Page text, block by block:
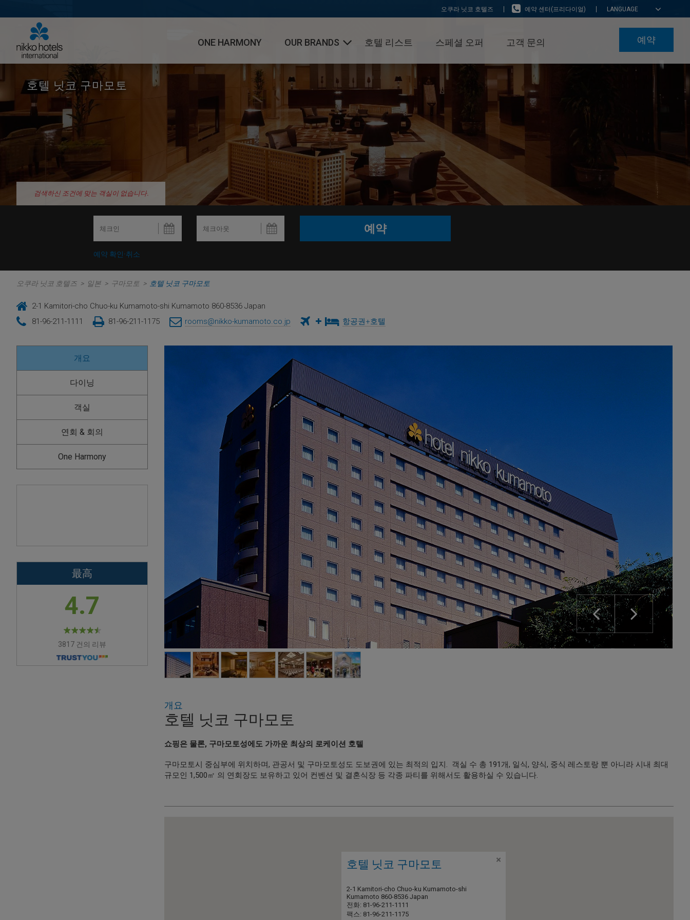
LANGUAGE
예약 센터(프리다이얼)
오쿠라 닛코 호텔즈
예약
ONE HARMONY OUR BRANDS
호텔 닛코 인터네셔널
호텔 JAL 시티
호텔 리스트 스페셜 오퍼 고객 문의
호텔 닛코 구마모토
검색하신 조건에 맞는 객실이 없습니다.
예약 확인·취소
오쿠라 닛코 호텔즈 > 일본 > 구마모토 > 호텔 닛코 구마모토
2-1 Kamitori-cho Chuo-ku Kumamoto-shi Kumamoto 860-8536 Japan
81-96-211-1111
81-96-211-1175 rooms@nikko-kumamoto.co.jp 항공권+호텔
개요
다이닝
객실
연회 & 회의
One Harmony
最高
4.7
3817 건의 리뷰
개요
호텔 닛코 구마모토
쇼핑은 물론, 구마모토성에도 가까운 최상의 로케이션 호텔
구마모토시 중심부에 위치하며, 관공서 및 구마모토성도 도보권에 있는 최적의 입지. 객실 수 총 191개, 일식, 양식, 중식 레스토랑 뿐 아니라 시내 최대
규모인 1,500㎡ 의 연회장도 보유하고 있어 컨벤션 및 결혼식장 등 각종 파티를 위해서도 활용하실 수 있습니다.
호텔 닛코 구마모토
2-1 Kamitori-cho Chuo-ku Kumamoto-shi
Kumamoto 860-8536 Japan
전화: 81-96-211-1111
팩스: 81-96-211-1175